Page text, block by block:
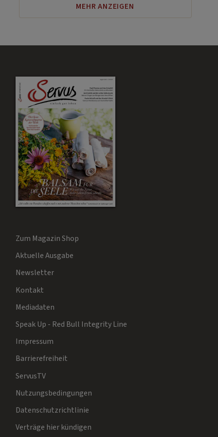
MEHR ANZEIGEN
Zum Magazin Shop
Aktuelle Ausgabe
Newsletter
Kontakt
Mediadaten
Speak Up - Red Bull Integrity Line
Impressum
Barrierefreiheit
ServusTV
Nutzungsbedingungen
Datenschutzrichtlinie
Verträge hier kündigen